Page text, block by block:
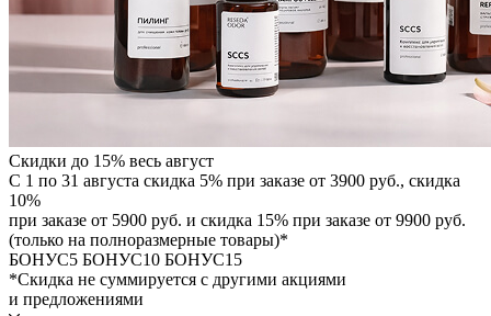
Скидки до 15% весь август
С 1 по 31 августа скидка 5% при заказе от 3900 руб., скидка
10%
при заказе от 5900 руб. и скидка 15% при заказе от 9900 руб.
(только на полноразмерные товары)*
БОНУС5 БОНУС10 БОНУС15
*Скидка не суммируется с другими акциями
и предложениями